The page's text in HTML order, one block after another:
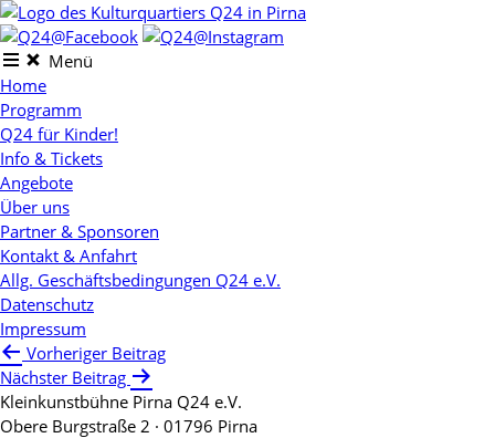
Skip
to
contentMenü
Home
Programm
Q24 für Kinder!
Info & Tickets
Angebote
Über uns
Partner & Sponsoren
Kontakt & Anfahrt
Allg. Geschäftsbedingungen Q24 e.V.
Datenschutz
Impressum
Beitragsnavigation
Vorheriger Beitrag
Nächster Beitrag
Kleinkunstbühne Pirna Q24 e.V.
Obere Burgstraße 2 · 01796 Pirna